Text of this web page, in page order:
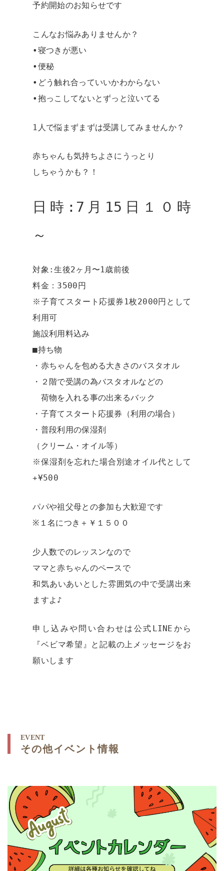
予約開始のお知らせです
こんなお悩みありませんか？
•寝つきが悪い
•便秘
•どう触れ合っていいかわからない
•抱っこしてないとずっと泣いてる
1人で悩まずまずは受講してみませんか？
赤ちゃんも気持ちよさにうっとり
しちゃうかも？！
日時:7月15日１０時
～
対象:生後2ヶ月〜1歳前後
料金：3500円
※子育てスタート応援券1枚2000円として
利用可
施設利用料込み
■持ち物
・赤ちゃんを包める大きさのバスタオル
・２階で受講の為バスタオルなどの
荷物を入れる事の出来るバック
・子育てスタート応援券（利用の場合）
・普段利用の保湿剤
（クリーム・オイル等）
※保湿剤を忘れた場合別途オイル代として
+¥500
パパや祖父母との参加も大歓迎です
※１名につき＋￥１５００
少人数でのレッスンなので
ママと赤ちゃんのペースで
和気あいあいとした雰囲気の中で受講出来
ますよ♪
申し込みや問い合わせは公式LINEから
『ベビマ希望』と記載の上メッセージをお
願いします
EVENT
その他イベント情報